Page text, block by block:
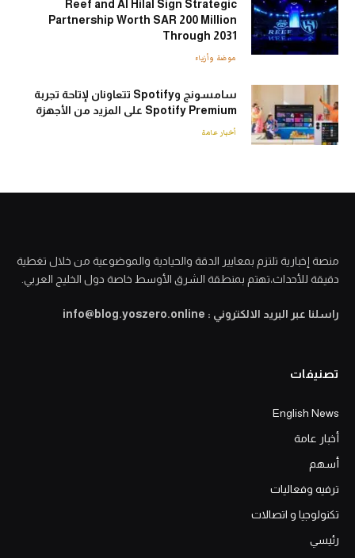
Reef and Al Hilal Sign Strategic
Partnership Worth SAR 200 Million
Through 2031
موضة وأزياء
سامسونج وSpotify تتعاونان لإتاحة تجربة
Spotify Premium على المزيد من الأجهزة
أخبار عامة
منصة إخبارية تلتزم بمعايير الدقة والحيادية والموضوعية من خلال تغطية
دقيقة للأحداث،تهتم بمنطقة الشرق الأوسط خاصة دول الخليج العربي.
راسلنا عبر البريد الالكتروني : info@blog.yoszero.online
تصنيفات
English News
أخبار عامة
أسهم
ترفيه وفعاليات
تكنولوجيا و اتصالات
رئيسي